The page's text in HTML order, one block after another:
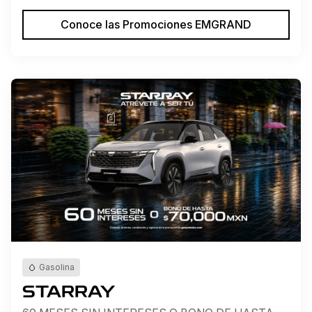
Conoce las Promociones EMGRAND
Gasolina
STARRAY